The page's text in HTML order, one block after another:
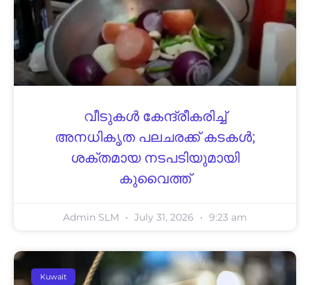
വീടുകൾ കേന്ദ്രീകരിച്ച്
അനധികൃത പലചരക്ക് കടകൾ;
ശക്തമായ നടപടിയുമായി
കുവൈത്ത്
Admin SLM July 31, 2026 9:23 am
Kuwait